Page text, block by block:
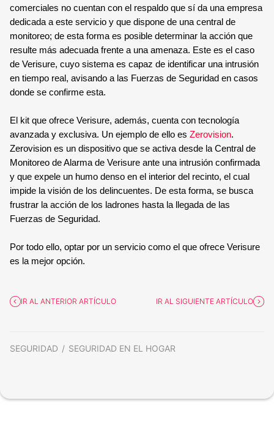
comerciales no cuentan con el respaldo que sí da una empresa
dedicada a este servicio y que dispone de una central de
monitoreo; de esta forma es posible determinar la acción que
resulte más adecuada frente a una amenaza. Este es el caso
de Verisure, cuyo sistema es capaz de identificar una intrusión
en tiempo real, avisando a las Fuerzas de Seguridad en casos
donde se confirme esta.
El kit que ofrece Verisure, además, cuenta con tecnología
avanzada y exclusiva. Un ejemplo de ello es Zerovision.
Zerovision es un dispositivo que se activa desde la Central de
Monitoreo de Alarma de Verisure ante una intrusión confirmada
y que expele un humo denso en el interior del recinto, el cual
impide la visión de los delincuentes. De esta forma, se busca
frustrar la acción de los ladrones hasta la llegada de las
Fuerzas de Seguridad.
Por todo ello, optar por un servicio como el que ofrece Verisure
es la mejor opción.
IR AL ANTERIOR ARTÍCULO IR AL SIGUIENTE ARTÍCULO
SEGURIDAD SEGURIDAD EN EL HOGAR